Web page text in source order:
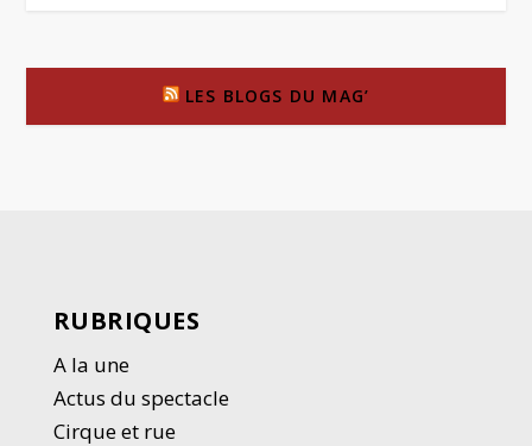
LES BLOGS DU MAG’
RUBRIQUES
A la une
Actus du spectacle
Cirque et rue